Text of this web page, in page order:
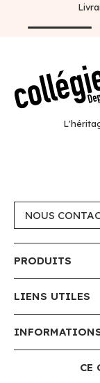
NOUS
PRODUITS
LIENS UTILES
CE